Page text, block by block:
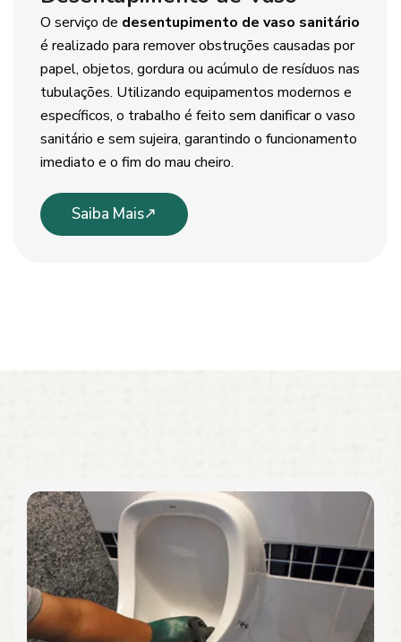
O serviço de desentupimento de vaso sanitário
é realizado para remover obstruções causadas por
papel, objetos, gordura ou acúmulo de resíduos nas
tubulações. Utilizando equipamentos modernos e
específicos, o trabalho é feito sem danificar o vaso
sanitário e sem sujeira, garantindo o funcionamento
imediato e o fim do mau cheiro.
Saiba Mais